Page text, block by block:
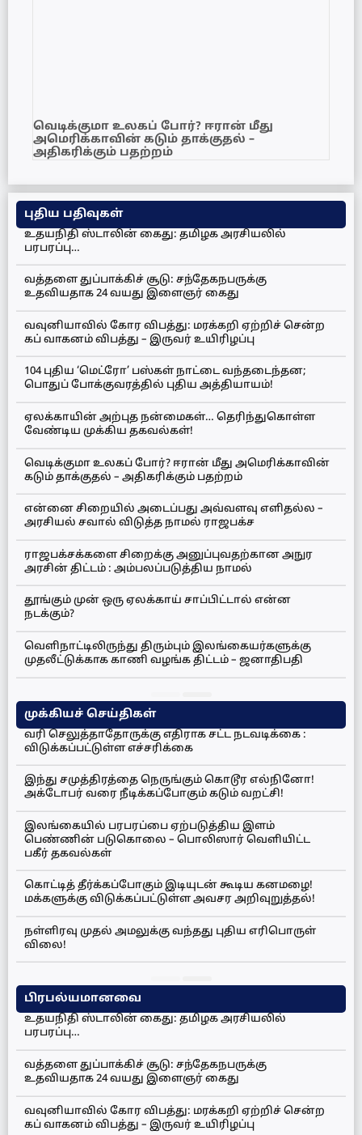
வெடிக்குமா உலகப் போர்? ஈரான் மீது
அமெரிக்காவின் கடும் தாக்குதல் –
அதிகரிக்கும் பதற்றம்
புதிய பதிவுகள்
உதயநிதி ஸ்டாலின் கைது: தமிழக அரசியலில்
பரபரப்பு…
வத்தளை துப்பாக்கிச் சூடு: சந்தேகநபருக்கு
உதவியதாக 24 வயது இளைஞர் கைது
வவுனியாவில் கோர விபத்து: மரக்கறி ஏற்றிச் சென்ற
கப் வாகனம் விபத்து – இருவர் உயிரிழப்பு
104 புதிய ‘மெட்ரோ’ பஸ்கள் நாட்டை வந்தடைந்தன;
பொதுப் போக்குவரத்தில் புதிய அத்தியாயம்!
ஏலக்காயின் அற்புத நன்மைகள்… தெரிந்துகொள்ள
வேண்டிய முக்கிய தகவல்கள்!
வெடிக்குமா உலகப் போர்? ஈரான் மீது அமெரிக்காவின்
கடும் தாக்குதல் – அதிகரிக்கும் பதற்றம்
என்னை சிறையில் அடைப்பது அவ்வளவு எளிதல்ல –
அரசியல் சவால் விடுத்த நாமல் ராஜபக்ச
ராஜபக்சக்களை சிறைக்கு அனுப்புவதற்கான அநுர
அரசின் திட்டம் : அம்பலப்படுத்திய நாமல்
தூங்கும் முன் ஒரு ஏலக்காய் சாப்பிட்டால் என்ன
நடக்கும்?
வெளிநாட்டிலிருந்து திரும்பும் இலங்கையர்களுக்கு
முதலீட்டுக்காக காணி வழங்க திட்டம் – ஜனாதிபதி
முக்கியச் செய்திகள்
வரி செலுத்தாதோருக்கு எதிராக சட்ட நடவடிக்கை :
விடுக்கப்பட்டுள்ள எச்சரிக்கை
இந்து சமுத்திரத்தை நெருங்கும் கொடூர எல்நினோ!
அக்டோபர் வரை நீடிக்கப்போகும் கடும் வறட்சி!
இலங்கையில் பரபரப்பை ஏற்படுத்திய இளம்
பெண்ணின் படுகொலை – பொலிஸார் வெளியிட்ட
பகீர் தகவல்கள்
கொட்டித் தீர்க்கப்போகும் இடியுடன் கூடிய கனமழை!
மக்களுக்கு விடுக்கப்பட்டுள்ள அவசர அறிவுறுத்தல்!
நள்ளிரவு முதல் அமலுக்கு வந்தது புதிய எரிபொருள்
விலை!
பிரபல்யமானவை
உதயநிதி ஸ்டாலின் கைது: தமிழக அரசியலில்
பரபரப்பு…
வத்தளை துப்பாக்கிச் சூடு: சந்தேகநபருக்கு
உதவியதாக 24 வயது இளைஞர் கைது
வவுனியாவில் கோர விபத்து: மரக்கறி ஏற்றிச் சென்ற
கப் வாகனம் விபத்து – இருவர் உயிரிழப்பு